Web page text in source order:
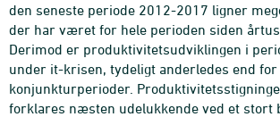
den seneste periode 2012-2017 ligner
der har været for hele perioden siden
Derimod er produktivitetsudviklingen i
under it-krisen, tydeligt anderledes end for
konjunkturperioder.
forklares næsten udelukkende ved et stort